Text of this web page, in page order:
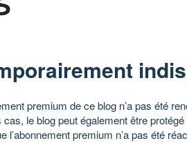
premium de ce blog n’a pas été
le blog peut également être
l’abonnement premium n’a pas été